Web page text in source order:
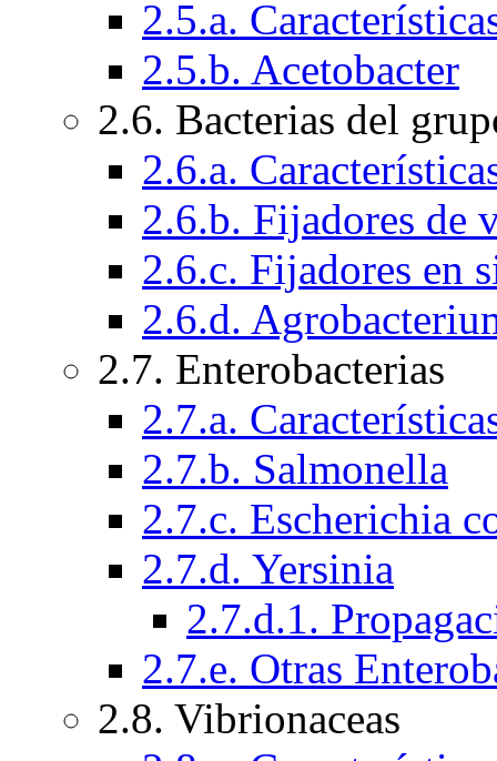
2.5.a.
2.5.b. Acetobacter
2.6. Bacterias del
2.6.a.
2.6.b. Fijadores de
2.6.c. Fijadores en
2.6.d.
2.7. Enterobacterias
2.7.a.
2.7.b. Salmonella
2.7.c. Escherichia
2.7.d. Yersinia
2.7.d.1.
2.7.e. Otras
2.8. Vibrionaceas